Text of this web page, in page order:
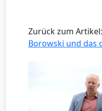
Zurück zum Artikel:
Borowski und das